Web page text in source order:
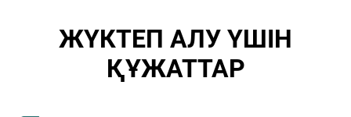
ЖҮКТЕП АЛУ ҮШІН
ҚҰЖАТТАР